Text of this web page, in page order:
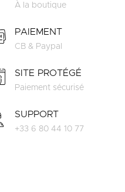
À la boutique
PAIEMENT
CB & Paypal
SITE PROTÉGÉ
Paiement sécurisé
SUPPORT
+33 6 80 44 10 77